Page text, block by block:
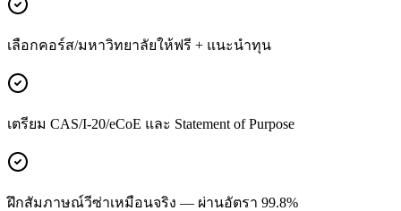
เลือกคอร์ส/มหาวิทยาลัยให้ฟรี + แนะนำทุน
เตรียม CAS/I-20/eCoE และ Statement of Purpose
ฝึกสัมภาษณ์วีซ่าเหมือนจริง — ผ่านอัตรา 99.8%